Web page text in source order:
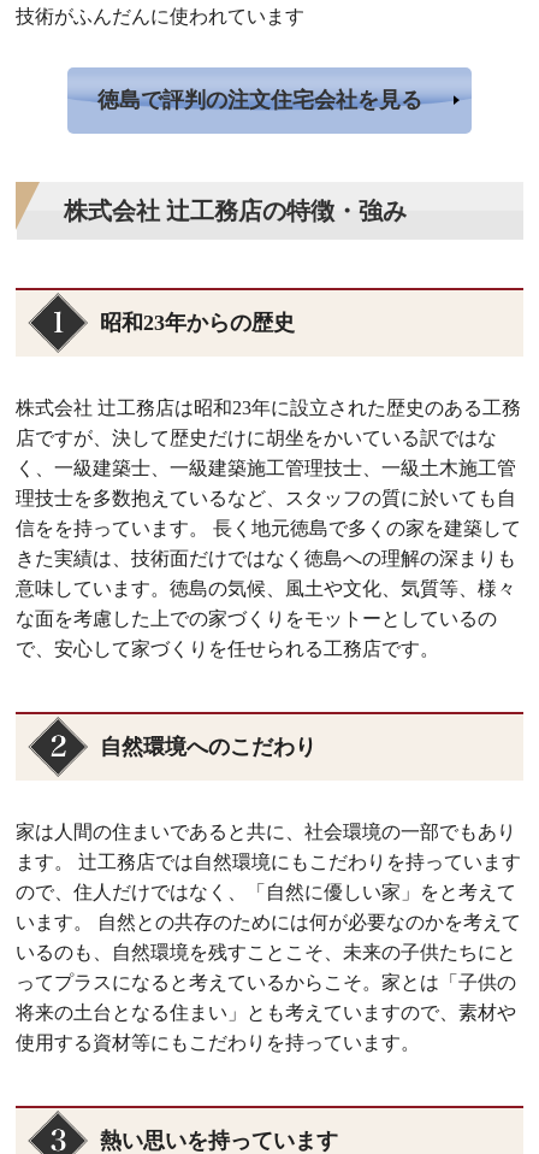
技術がふんだんに使われています
徳島で評判の注文住宅会社を見る
株式会社 辻工務店の特徴・強み
昭和23年からの歴史
株式会社 辻工務店は昭和23年に設立された歴史のある工務
店ですが、決して歴史だけに胡坐をかいている訳ではな
く、一級建築士、一級建築施工管理技士、一級土木施工管
理技士を多数抱えているなど、スタッフの質に於いても自
信をを持っています。 長く地元徳島で多くの家を建築して
きた実績は、技術面だけではなく徳島への理解の深まりも
意味しています。徳島の気候、風土や文化、気質等、様々
な面を考慮した上での家づくりをモットーとしているの
で、安心して家づくりを任せられる工務店です。
自然環境へのこだわり
家は人間の住まいであると共に、社会環境の一部でもあり
ます。 辻工務店では自然環境にもこだわりを持っています
ので、住人だけではなく、「自然に優しい家」をと考えて
います。 自然との共存のためには何が必要なのかを考えて
いるのも、自然環境を残すことこそ、未来の子供たちにと
ってプラスになると考えているからこそ。家とは「子供の
将来の土台となる住まい」とも考えていますので、素材や
使用する資材等にもこだわりを持っています。
熱い思いを持っています